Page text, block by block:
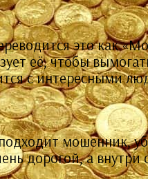
это как
её, чтобы
с интересными
мошенник,
дорогой, а внутри